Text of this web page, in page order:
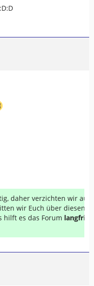
daher verzichten wir auf
wir Euch über diesen
hilft es das Forum